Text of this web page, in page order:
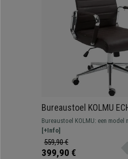
Bureaustoel KOLMU
Metalen Onderstel,
Stikselontwerp, Bruin
Bureaustoel KOLMU: een model
design dat comfort combineert
materialen.
[+Info]
559,90 €
399,90 €